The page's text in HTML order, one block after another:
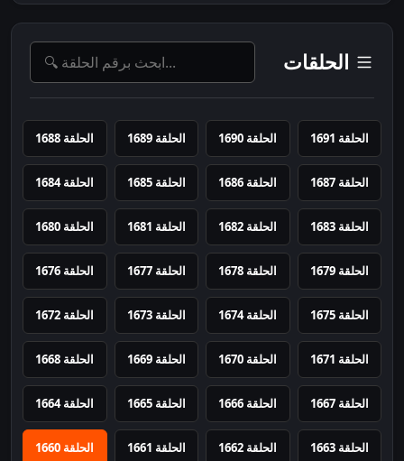
الحلقات
الحلقة 1691 الحلقة 1690 الحلقة 1689 الحلقة 1688
الحلقة 1687 الحلقة 1686 الحلقة 1685 الحلقة 1684
الحلقة 1683 الحلقة 1682 الحلقة 1681 الحلقة 1680
الحلقة 1679 الحلقة 1678 الحلقة 1677 الحلقة 1676
الحلقة 1675 الحلقة 1674 الحلقة 1673 الحلقة 1672
الحلقة 1671 الحلقة 1670 الحلقة 1669 الحلقة 1668
الحلقة 1667 الحلقة 1666 الحلقة 1665 الحلقة 1664
الحلقة 1663 الحلقة 1662 الحلقة 1661 الحلقة 1660